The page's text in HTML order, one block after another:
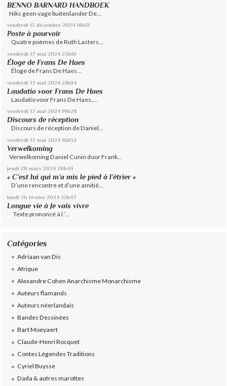
BENNO BARNARD HANDBOEK
Niks geen vage buitenlander De...
vendredi 13 décembre 2024 18h13
Poste à pourvoir
Quatre poèmes de Ruth Lasters...
vendredi 17 mai 2024 23h10
Éloge de Frans De Haes
Éloge de Frans De Haes...
vendredi 17 mai 2024 21h04
Laudatio voor Frans De Haes
Laudatio voor Frans De Haes,...
vendredi 17 mai 2024 19h28
Discours de réception
Discours de réception de Daniel...
vendredi 17 mai 2024 16h52
Verwelkoming
Verwelkoming Daniel Cunin door Frank...
jeudi 28 mars 2024 20h44
« C’est lui qui m’a mis le pied à l’étrier »
D’une rencontre et d’une amitié...
lundi 26 février 2024 22h47
Longue vie à Je vais vivre
Texte prononcé à l ’...
Catégories
Adriaan van Dis
Afrique
Alexandre Cohen Anarchisme Monarchisme
Auteurs flamands
Auteurs néerlandais
Bandes Dessinées
Bart Moeyaert
Claude-Henri Rocquet
Contes Légendes Traditions
Cyriel Buysse
Dada & autres marottes